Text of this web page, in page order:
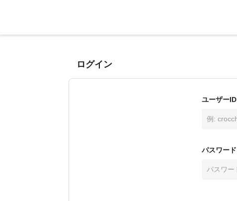
ログイン
ユーザーID
パスワード